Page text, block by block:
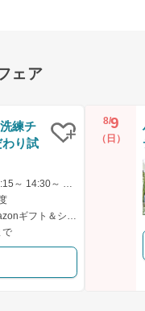
ェア
練チ
り試
受付時間：9:00～ 9:15～ 14:30～ 14:45～ 18:00～
料金：【無料】Amazonギフト＆シェフ厳選の特別試食付き！
で
8/9
（日）